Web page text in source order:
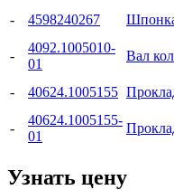
-
4598240267
-
4092.1005010-
01
Вал
-
40624.1005155
-
40624.1005155-
01
Узнать цену